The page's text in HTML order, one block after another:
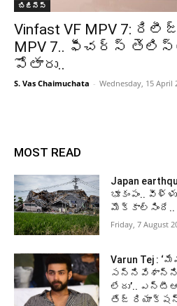
బిజినెస్
Vinfast VF MPV 7:
MPV 7.. ఫీచర్స్
పోతారు..
S. Vas Chaimuchata - Wednesday, 15 April
MOST READ
Japan
భూకంపం..
మొక్కాల్సిందే..
Friday, 7 August
Varun Tej :
సన్నివేశాన్ని
లేదు’..
తేజ్